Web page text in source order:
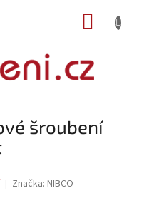
šroubení
Značka: NIBCO